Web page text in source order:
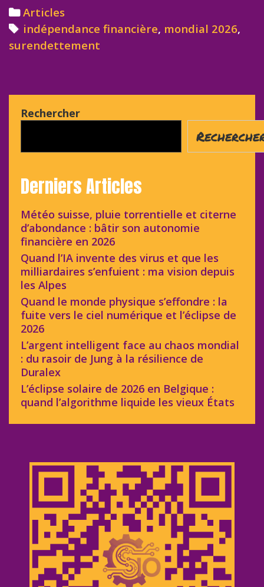
Categories
Articles
Tags
indépendance financière, mondial 2026,
surendettement
Rechercher
Derniers Articles
Météo suisse, pluie torrentielle et citerne
d’abondance : bâtir son autonomie
financière en 2026
Quand l’IA invente des virus et que les
milliardaires s’enfuient : ma vision depuis
les Alpes
Quand le monde physique s’effondre : la
fuite vers le ciel numérique et l’éclipse de
2026
L’argent intelligent face au chaos mondial
: du rasoir de Jung à la résilience de
Duralex
L’éclipse solaire de 2026 en Belgique :
quand l’algorithme liquide les vieux États